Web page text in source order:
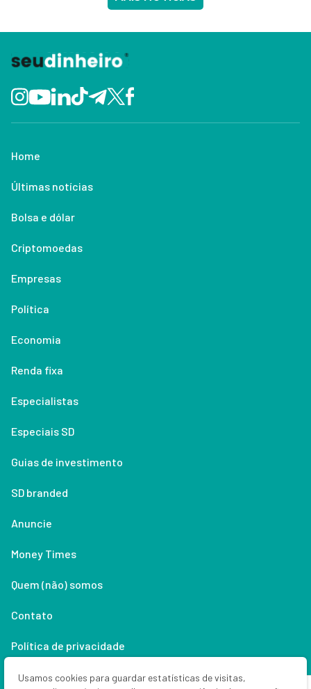
Home
Últimas notícias
Bolsa e dólar
Criptomoedas
Empresas
Política
Economia
Renda fixa
Especialistas
Especiais SD
Guias de investimento
SD branded
Anuncie
Money Times
Quem (não) somos
Contato
Política de privacidade
Lifestyle
Usamos cookies para guardar estatísticas de visitas,